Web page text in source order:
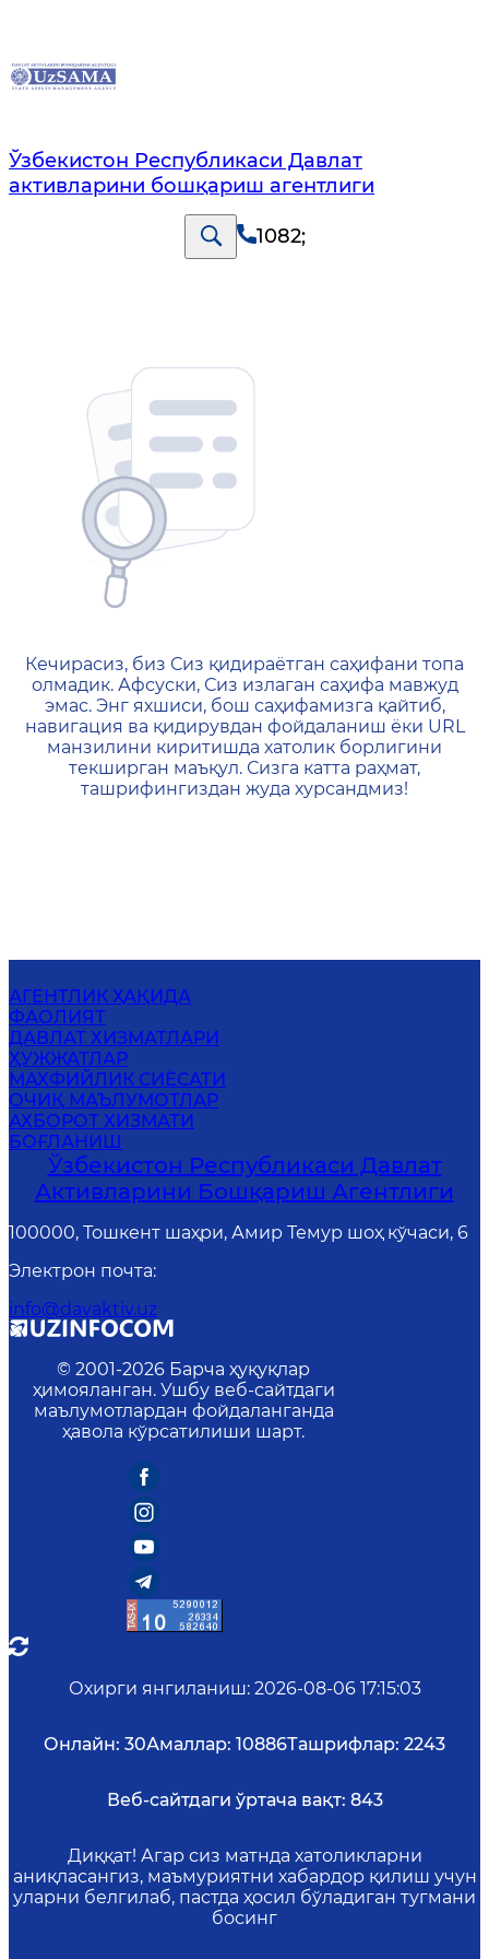
Ўзбекистон Республикаси Давлат
активларини бошқариш агентлиги
1082;
404 — Страница не
Кечирасиз, биз Сиз қидираётган саҳифани топа
олмадик. Афсуски, Сиз излаган саҳифа мавжуд
эмас. Энг яхшиси, бош саҳифамизга қайтиб,
навигация ва қидирувдан фойдаланиш ёки URL
манзилини киритишда хатолик борлигини
текширган маъқул. Сизга катта раҳмат,
ташрифингиздан жуда хурсандмиз!
АГЕНТЛИК ҲАҚИДА
ФАОЛИЯТ
ДАВЛАТ ХИЗМАТЛАРИ
ҲУЖЖАТЛАР
MАХФИЙЛИК СИЁСАТИ
ОЧИҚ МАЪЛУМОТЛАР
АХБОРОТ ХИЗМАТИ
БОҒЛАНИШ
Ўзбекистон Республикаси Давлат
Активларини Бошқариш Агентлиги
100000, Тошкент шаҳри, Амир Темур шоҳ кўчаси, 6
Электрон почта:
info@davaktiv.uz
© 2001-2026 Барча ҳуқуқлар
ҳимояланган. Ушбу веб-сайтдаги
маълумотлардан фойдаланганда
ҳавола кўрсатилиши шарт.
Охирги янгиланиш: 2026-08-06 17:15:03
Онлайн: 30Амаллар: 10886Ташрифлар: 2243
Веб-сайтдаги ўртача вақт: 843
Диққат! Агар сиз матнда хатоликларни
аниқласангиз, маъмуриятни хабардор қилиш учун
уларни белгилаб, пастда ҳосил бўладиган тугмани
босинг